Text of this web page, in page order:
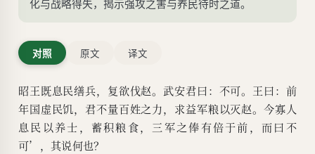
化与战略得失，揭示强攻之害与养民待时之道。
对照 原文 译文
昭王既息民缮兵，复欲伐赵。武安君曰：不可。王曰：前
年国虚民饥，君不量百姓之力，求益军粮以灭赵。今寡人
息民以养士，蓄积粮食，三军之俸有倍于前，而曰不
可’，其说何也？